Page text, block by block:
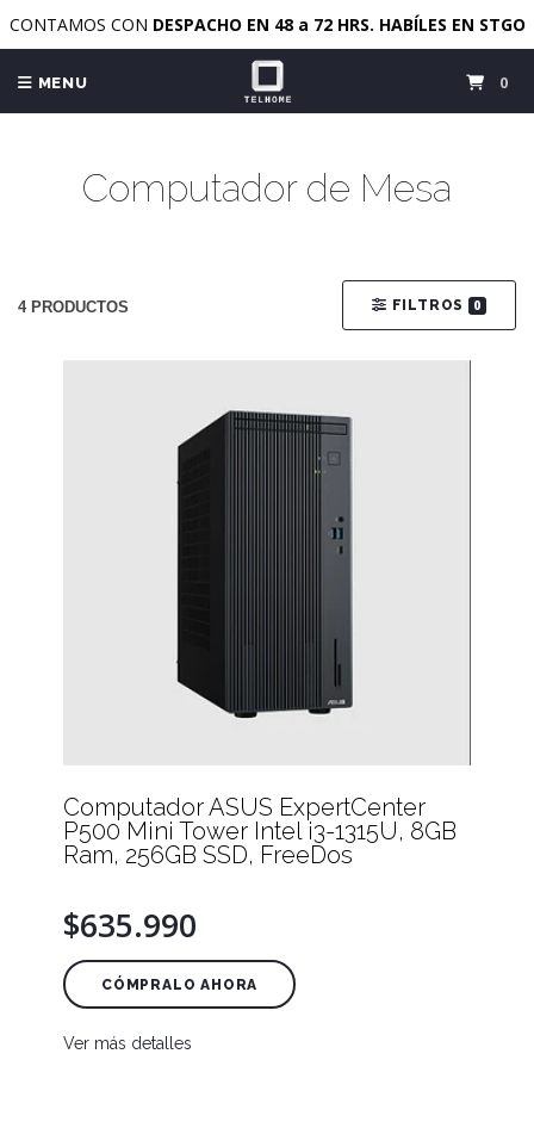
CONTAMOS CON DESPACHO EN 48 a 72 HRS. HABÍLES EN STGO
MENU 0
Computador de Mesa
4 PRODUCTOS FILTROS 0
Computador ASUS ExpertCenter
P500 Mini Tower Intel i3-1315U, 8GB
Ram, 256GB SSD, FreeDos
$635.990
CÓMPRALO AHORA
Ver más detalles